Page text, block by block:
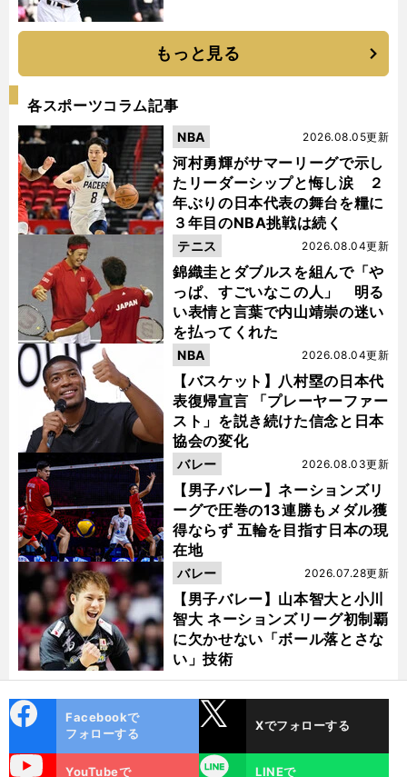
もっと見る
各スポーツコラム記事
河村勇輝がサマーリーグで示し
たリーダーシップと悔し涙 ２
年ぶりの日本代表の舞台を糧に
３年目のNBA挑戦は続く
2026.08.05更新
NBA
錦織圭とダブルスを組んで「や
っぱ、すごいなこの人」 明る
い表情と言葉で内山靖崇の迷い
を払ってくれた
2026.08.04更新
テニス
【バスケット】八村塁の日本代
表復帰宣言 「プレーヤーファー
スト」を説き続けた信念と日本
協会の変化
2026.08.04更新
NBA
【男子バレー】ネーションズリ
ーグで圧巻の13連勝もメダル獲
得ならず 五輪を目指す日本の現
在地
2026.08.03更新
バレー
【男子バレー】山本智大と小川
智大 ネーションズリーグ初制覇
に欠かせない「ボール落とさな
い」技術
2026.07.28更新
バレー
ok
Facebookで
フォローする
Xでフォローする
YouTubeで LINE LINEで